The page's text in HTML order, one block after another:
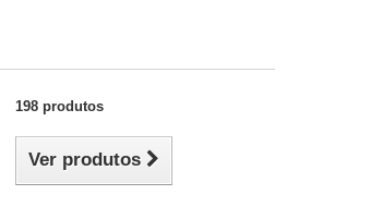
198 produtos
Ver produtos